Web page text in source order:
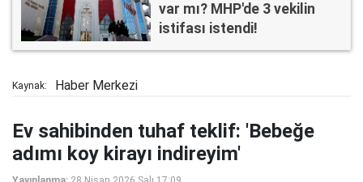
var mı? MHP'de 3 vekilin
istifası istendi!
Kaynak: Haber Merkezi
Ev sahibinden tuhaf teklif: 'Bebeğe
adımı koy kirayı indireyim'